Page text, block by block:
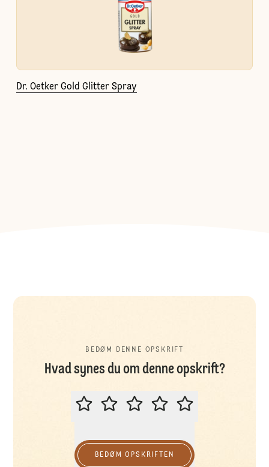
Dr. Oetker Gold Glitter Spray
BEDØM DENNE OPSKRIFT
Hvad synes du om denne opskrift?
BEDØM DENNE OPSKRIFT
BEDØM OPSKRIFTEN